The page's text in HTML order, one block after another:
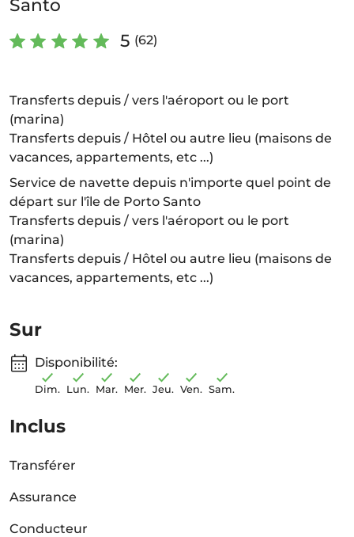
Santo
5 (62)
Transferts depuis / vers l'aéroport ou le port
(marina)
Transferts depuis / Hôtel ou autre lieu (maisons de
vacances, appartements, etc ...)
Service de navette depuis n'importe quel point de
départ sur l'île de Porto Santo
Transferts depuis / vers l'aéroport ou le port
(marina)
Transferts depuis / Hôtel ou autre lieu (maisons de
vacances, appartements, etc ...)
Sur
Disponibilité:
Dim. Lun. Mar. Mer. Jeu. Ven. Sam.
Inclus
Transférer
Assurance
Conducteur